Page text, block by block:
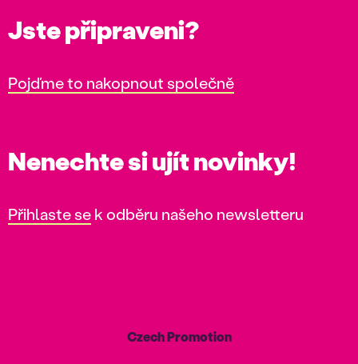
Jste připraveni?
Pojďme to nakopnout společně
Nenechte si ujít novinky!
Přihlaste sek odběru našeho newsletteru
Czech Promotion